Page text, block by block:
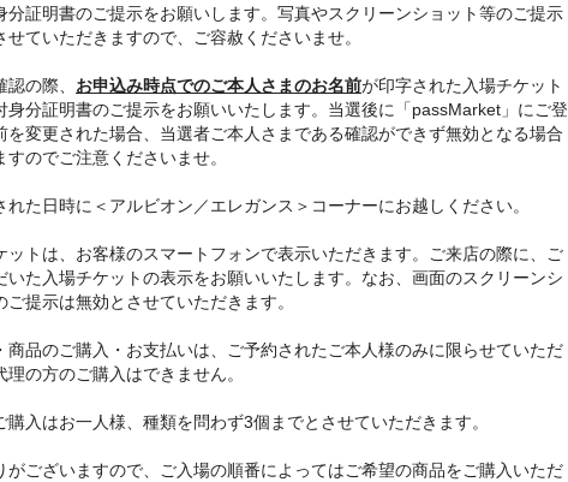
分証明書のご提示をお願いします。写真やスクリーンショット等のご提示
せていただきますので、ご容赦くださいませ。
の際、 お申込み時点でのご本人さまのお名前が印字された入場チケット
身分証明書のご提示をお願いいたします。当選後に「passMarket」にご登
を変更された場合、当選者ご本人さまである確認ができず無効となる場合
すのでご注意くださいませ。
た日時に＜アルビオン／エレガンス＞コーナーにお越しください。
トは、お客様のスマートフォンで表示いただきます。ご来店の際に、ご
いた入場チケットの表示をお願いいたします。なお、画面のスクリーンシ
ご提示は無効とさせていただきます。
品のご購入・お支払いは、ご予約されたご本人様のみに限らせていただ
理の方のご購入はできません。
入はお一人様、種類を問わず3個までとさせていただきます。
ございますので、ご入場の順番によってはご希望の商品をご購入いただ